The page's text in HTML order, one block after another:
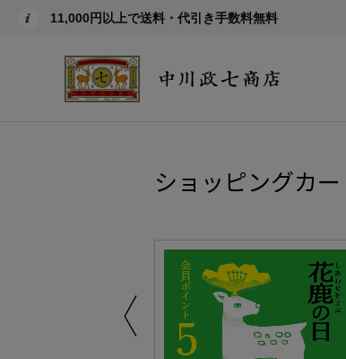
11,000円以上で送料・代引き手数料無料
ショッピングカー